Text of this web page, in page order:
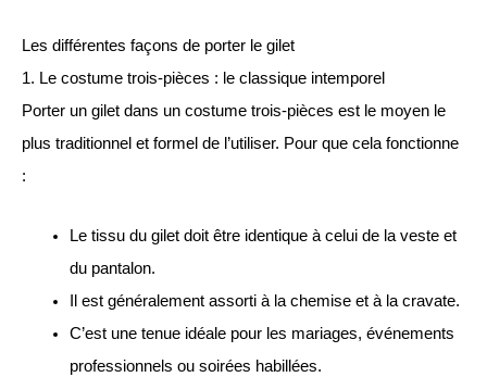
Les différentes façons de porter le gilet
1. Le costume trois-pièces : le classique intemporel
Porter un gilet dans un costume trois-pièces est le moyen le
plus traditionnel et formel de l’utiliser. Pour que cela fonctionne
:
Le tissu du gilet doit être identique à celui de la veste et
du pantalon.
Il est généralement assorti à la chemise et à la cravate.
C’est une tenue idéale pour les mariages, événements
professionnels ou soirées habillées.